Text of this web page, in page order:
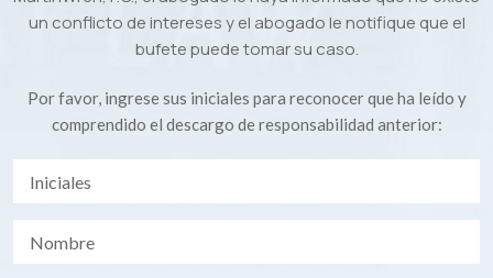
un conflicto de intereses y el abogado le notifique que el
bufete puede tomar su caso.
Por favor, ingrese sus iniciales para reconocer que ha leído y
comprendido el descargo de responsabilidad anterior: